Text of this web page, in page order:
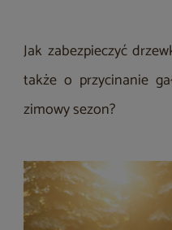
Jak zabezpieczyć
także o przycinanie
zimowy sezon?